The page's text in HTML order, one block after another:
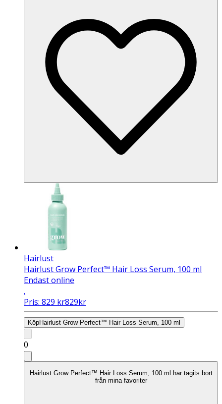
Hairlust
Hairlust Grow Perfect™ Hair Loss Serum, 100 ml
Endast online
.
Pris: 829 kr829kr
KöpHairlust Grow Perfect™ Hair Loss Serum, 100 ml
0
Hairlust Grow Perfect™ Hair Loss Serum, 100 ml har tagits bort
från mina favoriter